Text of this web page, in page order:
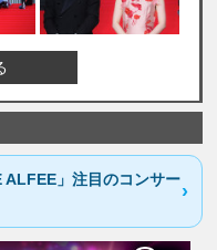
ALFEE」注目のコンサー